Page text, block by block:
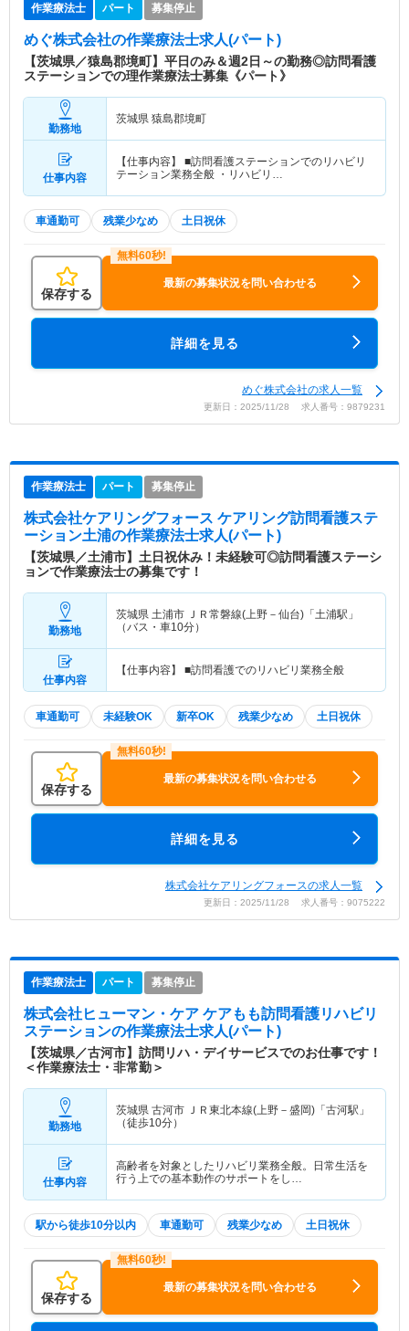
作業療法士 パート 募集停止
めぐ株式会社の作業療法士求人(パート)
【茨城県／猿島郡境町】平日のみ＆週2日～の勤務◎訪問看護
ステーションでの理作業療法士募集《パート》
勤務地
茨城県 猿島郡境町
仕事内容
【仕事内容】 ■訪問看護ステーションでのリハビリ
テーション業務全般 ・リハビリ…
車通勤可 残業少なめ 土日祝休
保存する
最新の募集状況を問い合わせる
詳細を見る
めぐ株式会社の求人一覧
更新日：2025/11/28 求人番号：9879231
作業療法士 パート 募集停止
株式会社ケアリングフォース ケアリング訪問看護ステ
ーション土浦の作業療法士求人(パート)
【茨城県／土浦市】土日祝休み！未経験可◎訪問看護ステーシ
ョンで作業療法士の募集です！
勤務地
茨城県 土浦市 ＪＲ常磐線(上野－仙台)「土浦駅」
（バス・車10分）
仕事内容
【仕事内容】 ■訪問看護でのリハビリ業務全般
車通勤可 未経験OK 新卒OK 残業少なめ 土日祝休
保存する
最新の募集状況を問い合わせる
詳細を見る
株式会社ケアリングフォースの求人一覧
更新日：2025/11/28 求人番号：9075222
作業療法士 パート 募集停止
株式会社ヒューマン・ケア ケアもも訪問看護リハビリ
ステーションの作業療法士求人(パート)
【茨城県／古河市】訪問リハ・デイサービスでのお仕事です！
＜作業療法士・非常勤＞
勤務地
茨城県 古河市 ＪＲ東北本線(上野－盛岡)「古河駅」
（徒歩10分）
仕事内容
高齢者を対象としたリハビリ業務全般。日常生活を
行う上での基本動作のサポートをし…
駅から徒歩10分以内 車通勤可 残業少なめ 土日祝休
保存する
最新の募集状況を問い合わせる